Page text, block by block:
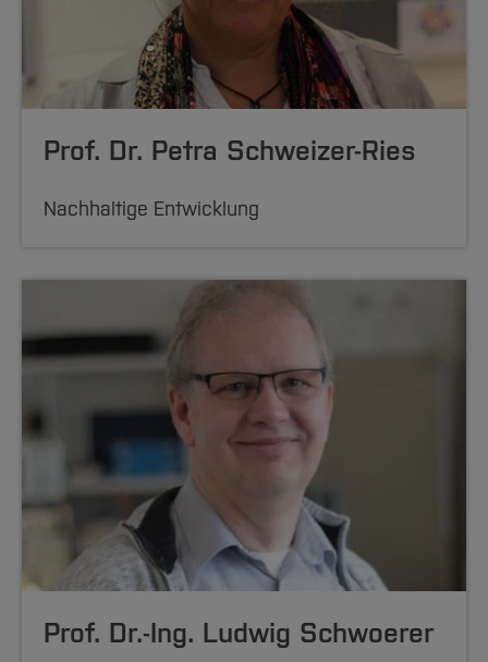
Prof. Dr. Petra Schweizer-Ries
Nachhaltige Entwicklung
Prof. Dr.-Ing. Ludwig Schwoerer